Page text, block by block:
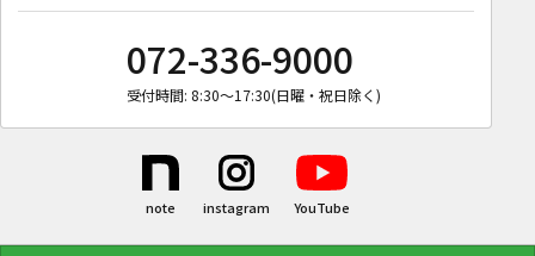
072-336-9000
受付時間: 8:30〜17:30(日曜・祝日除く)